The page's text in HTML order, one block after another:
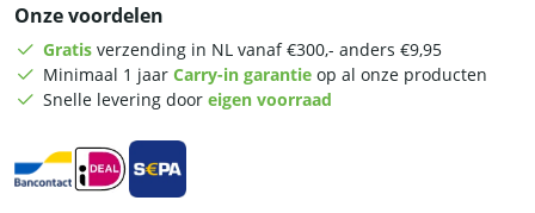
wafels
timer
230V
RVS
aantal
Onze voordelen
Gratis verzending in NL vanaf €300,- anders €9,95
Minimaal 1 jaar Carry-in garantie op al onze producten
Snelle levering door eigen voorraad